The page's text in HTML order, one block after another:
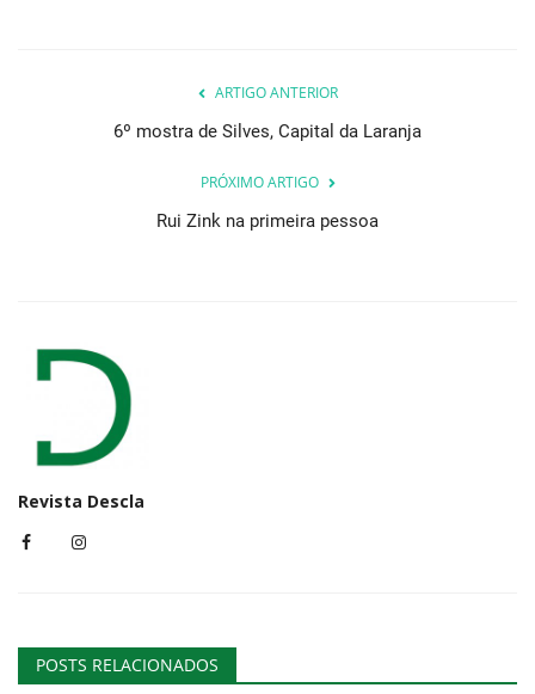
ARTIGO ANTERIOR
6º mostra de Silves, Capital da Laranja
PRÓXIMO ARTIGO
Rui Zink na primeira pessoa
Revista Descla
POSTS RELACIONADOS